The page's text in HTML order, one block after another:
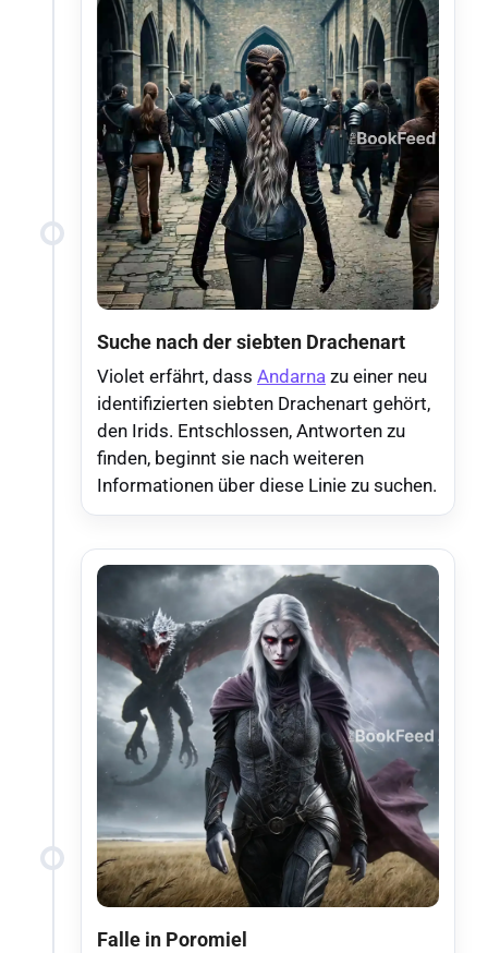
Suche nach der siebten Drachenart
Violet erfährt, dass Andarna zu einer neu
identifizierten siebten Drachenart gehört,
den Irids. Entschlossen, Antworten zu
finden, beginnt sie nach weiteren
Informationen über diese Linie zu suchen.
Falle in Poromiel